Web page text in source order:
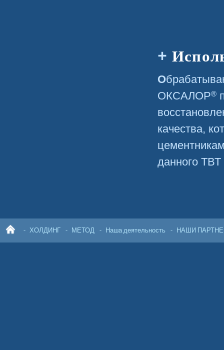
Обрабатывающие подразделения холдинга
ОКСАЛОР®
качества,
данного ТВТ
ГЛ
АВ
ХОЛДИНГ МЕТОД Наша деятельность НАШИ